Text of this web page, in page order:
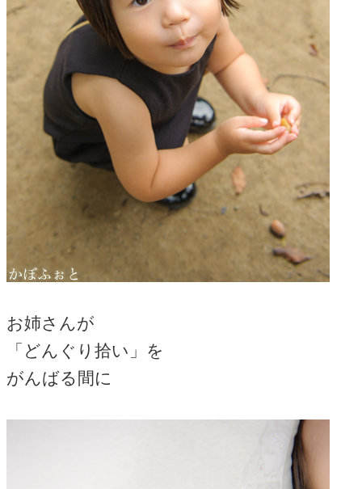
お姉さんが
「どんぐり拾い」を
がんばる間に